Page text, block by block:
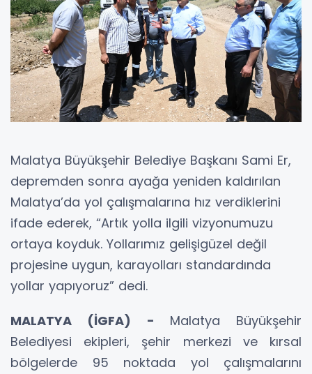
Malatya Büyükşehir Belediye Başkanı Sami Er,
depremden sonra ayağa yeniden kaldırılan
Malatya’da yol çalışmalarına hız verdiklerini
ifade ederek, “Artık yolla ilgili vizyonumuzu
ortaya koyduk. Yollarımız gelişigüzel değil
projesine uygun, karayolları standardında
yollar yapıyoruz” dedi.
MALATYA (İGFA) - Malatya Büyükşehir
Belediyesi ekipleri, şehir merkezi ve kırsal
bölgelerde 95 noktada yol çalışmalarını